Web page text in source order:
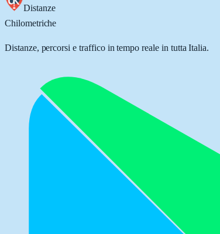
Distanze
Chilometriche
Distanze, percorsi e traffico in tempo reale in tutta Italia.